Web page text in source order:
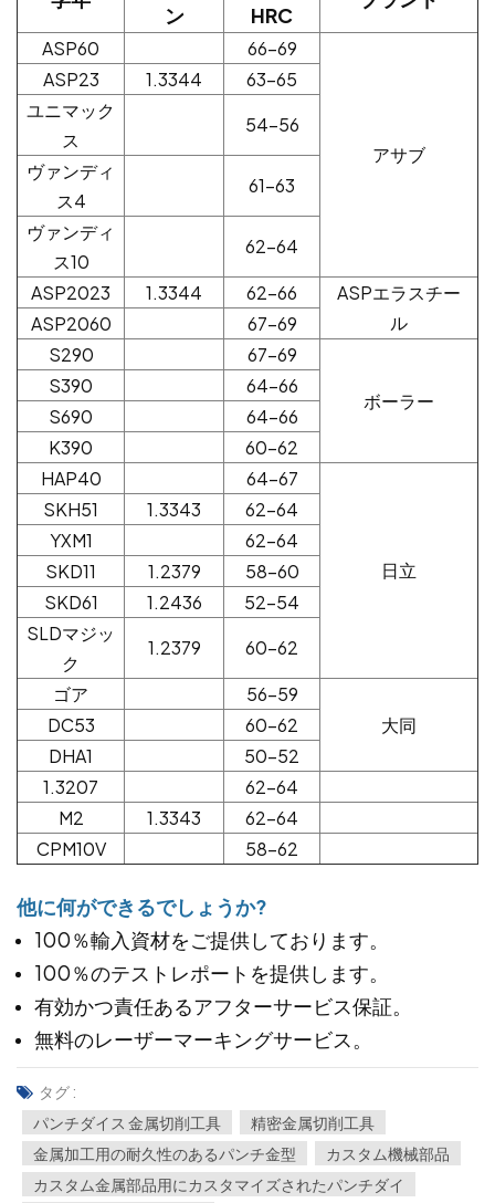
ン HRC
ASP60 66-69
アサブ
ASP23 1.3344
63-65
ユニマック
ス
54-56
ヴァンディ
ス4
61-63
ヴァンディ
ス10
62-64
ASP2023
1.3344 62-66
ASPエラスチー
ル
ASP2060
67-69
S290
67-69
ボーラー
S390
64-66
S690
64-66
K390
60-62
HAP40
64-67
日立
SKH51 1.3343
62-64
YXM1
62-64
SKD11
1.2379
58-60
SKD61
1.2436
52-54
SLDマジッ
ク
1.2379
60-62
ゴア
56-59
大同
DC53
60-62
DHA1
50-52
1.3207
62-64
M2
1.3343
62-64
CPM10V
58-62
他に何ができるでしょうか?
100％輸入資材をご提供しております。
100％のテストレポートを提供します。
有効かつ責任あるアフターサービス保証。
無料のレーザーマーキングサービス。
タグ :
パンチダイス 金属切削工具
精密金属切削工具
金属加工用の耐久性のあるパンチ金型
カスタム機械部品
カスタム金属部品用にカスタマイズされたパンチダイ